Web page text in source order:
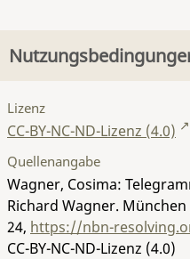
Lizenz
CC-BY-NC-ND-Lizenz (4.0)
Quellenangabe
Wagner, Cosima:
Richard Wagner. München
24, https://nbn-
CC-BY-NC-ND-Lizenz (4.0)